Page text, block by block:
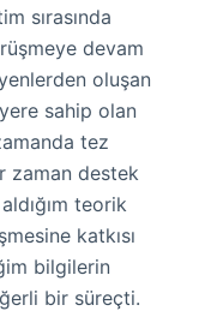
sırasında
devam
oluşan
sahip olan
tez
zaman destek
teorik
katkısı
bilgilerin
bir süreçti.